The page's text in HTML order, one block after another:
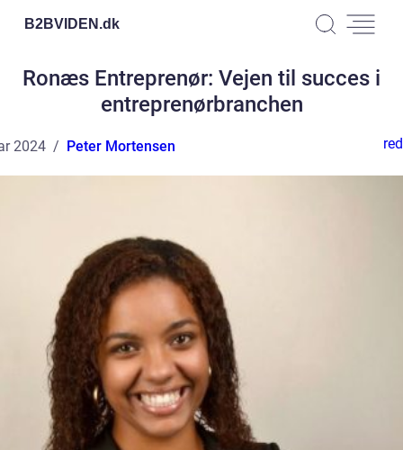
B2BVIDEN.dk
Ronæs Entreprenør: Vejen til succes i
entreprenørbranchen
2024 Peter Mortensen